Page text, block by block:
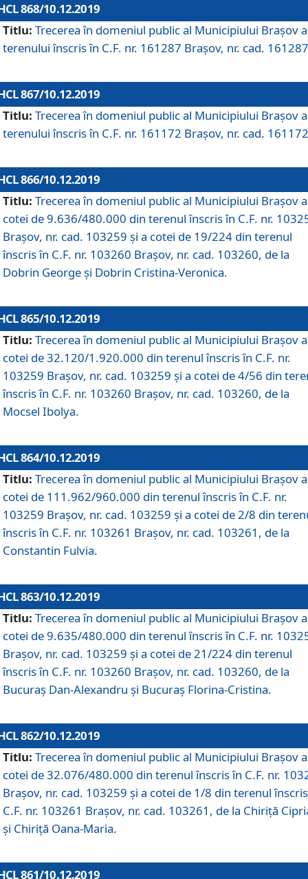
868/10.12.2019
Titlu: Trecerea în domeniul public al Municipiului Braşov a
terenului înscris în C.F. nr. 161287 Brașov, nr. cad.
867/10.12.2019
Titlu: Trecerea în domeniul public al Municipiului Braşov a
terenului înscris în C.F. nr. 161172 Brașov, nr. cad.
866/10.12.2019
Titlu: Trecerea în domeniul public al Municipiului Braşov a
cotei de 9.636/480.000 din terenul înscris în C.F. nr.
Brașov, nr. cad. 103259 și a cotei de 19/224 din terenul
înscris în C.F. nr. 103260 Brașov, nr. cad. 103260, de la
Dobrin George și Dobrin Cristina-Veronica.
865/10.12.2019
Titlu: Trecerea în domeniul public al Municipiului Braşov a
cotei de 32.120/1.920.000 din terenul înscris în C.F. nr.
103259 Brașov, nr. cad. 103259 și a cotei de 4/56 din
înscris în C.F. nr. 103260 Brașov, nr. cad. 103260, de la
Mocsel Ibolya.
864/10.12.2019
Titlu: Trecerea în domeniul public al Municipiului Braşov a
cotei de 111.962/960.000 din terenul înscris în C.F. nr.
103259 Brașov, nr. cad. 103259 și a cotei de 2/8 din
înscris în C.F. nr. 103261 Brașov, nr. cad. 103261, de la
Constantin Fulvia.
863/10.12.2019
Titlu: Trecerea în domeniul public al Municipiului Braşov a
cotei de 9.635/480.000 din terenul înscris în C.F. nr.
Brașov, nr. cad. 103259 și a cotei de 21/224 din terenul
înscris în C.F. nr. 103260 Brașov, nr. cad. 103260, de la
Bucuraș Dan-Alexandru și Bucuraș Florina-Cristina.
862/10.12.2019
Titlu: Trecerea în domeniul public al Municipiului Braşov a
cotei de 32.076/480.000 din terenul înscris în C.F. nr.
Brașov, nr. cad. 103259 și a cotei de 1/8 din terenul
C.F. nr. 103261 Brașov, nr. cad. 103261, de la Chiriță
și Chiriță Oana-Maria.
861/10.12.2019